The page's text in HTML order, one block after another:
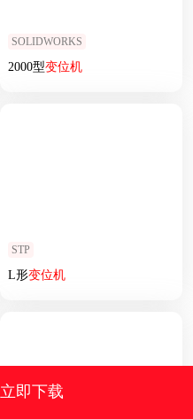
立即下载
SOLIDWORKS
2000型变位机
STP
L形变位机